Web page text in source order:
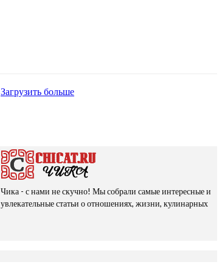
Загрузить больше
Чика - с нами не скучно! Мы собрали самые интересные и
увлекательные статьи о отношениях, жизни, кулинарных